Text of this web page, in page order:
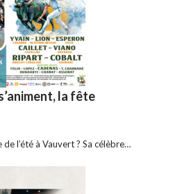
la fête
l’été à Vauvert ? Sa célèbre…